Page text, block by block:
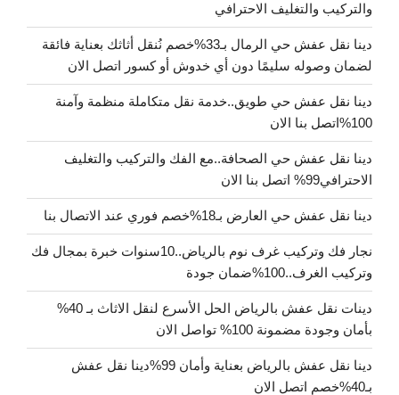
والتركيب والتغليف الاحترافي
دينا نقل عفش حي الرمال بـ33%خصم نُنقل أثاثك بعناية فائقة
لضمان وصوله سليمًا دون أي خدوش أو كسور اتصل الان
دينا نقل عفش حي طويق..خدمة نقل متكاملة منظمة وآمنة
100%اتصل بنا الان
دينا نقل عفش حي الصحافة..مع الفك والتركيب والتغليف
الاحترافي99% اتصل بنا الان
دينا نقل عفش حي العارض بـ18%خصم فوري عند الاتصال بنا
نجار فك وتركيب غرف نوم بالرياض..10سنوات خبرة بمجال فك
وتركيب الغرف..100%ضمان جودة
دينات نقل عفش بالرياض الحل الأسرع لنقل الاثاث بـ 40%
بأمان وجودة مضمونة 100% تواصل الان
دينا نقل عفش بالرياض بعناية وأمان 99%دينا نقل عفش
بـ40%خصم اتصل الان